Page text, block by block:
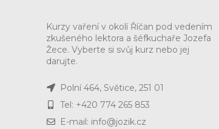
Kurzy vaření v okolí Říčan pod vedením
zkušeného lektora a šéfkuchaře Jozefa
Žece. Vyberte si svůj kurz nebo jej
darujte.
Polní 464, Světice, 251 01
Tel: +420 774 265 853
E-mail: info@jozik.cz